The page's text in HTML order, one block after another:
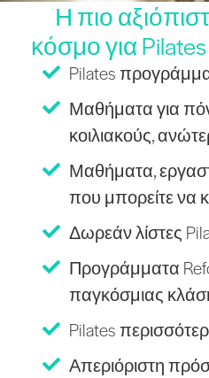
Η πιο
κόσμο για
Pilates
Μαθήματα για
κοιλιακούς,
Μαθήματα,
που μπορείτε να
Δωρεάν λίστες
Προγράμματα
παγκόσμιας
Pilates
Απεριόριστη